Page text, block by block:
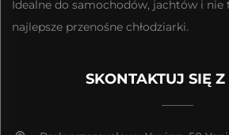
Idealne do samochodów, jachtów i nie
najlepsze przenośne chłodziarki.
SKONTAKTUJ SIĘ